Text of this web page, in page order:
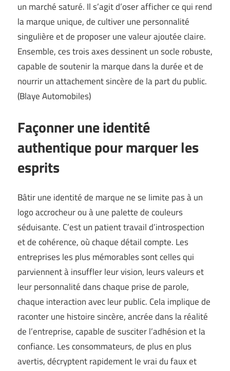
un marché saturé. Il s’agit d’oser afficher ce qui rend
la marque unique, de cultiver une personnalité
singulière et de proposer une valeur ajoutée claire.
Ensemble, ces trois axes dessinent un socle robuste,
capable de soutenir la marque dans la durée et de
nourrir un attachement sincère de la part du public.
(Blaye Automobiles)
Façonner une identité
authentique pour marquer les
esprits
Bâtir une identité de marque ne se limite pas à un
logo accrocheur ou à une palette de couleurs
séduisante. C’est un patient travail d’introspection
et de cohérence, où chaque détail compte. Les
entreprises les plus mémorables sont celles qui
parviennent à insuffler leur vision, leurs valeurs et
leur personnalité dans chaque prise de parole,
chaque interaction avec leur public. Cela implique de
raconter une histoire sincère, ancrée dans la réalité
de l’entreprise, capable de susciter l’adhésion et la
confiance. Les consommateurs, de plus en plus
avertis, décryptent rapidement le vrai du faux et